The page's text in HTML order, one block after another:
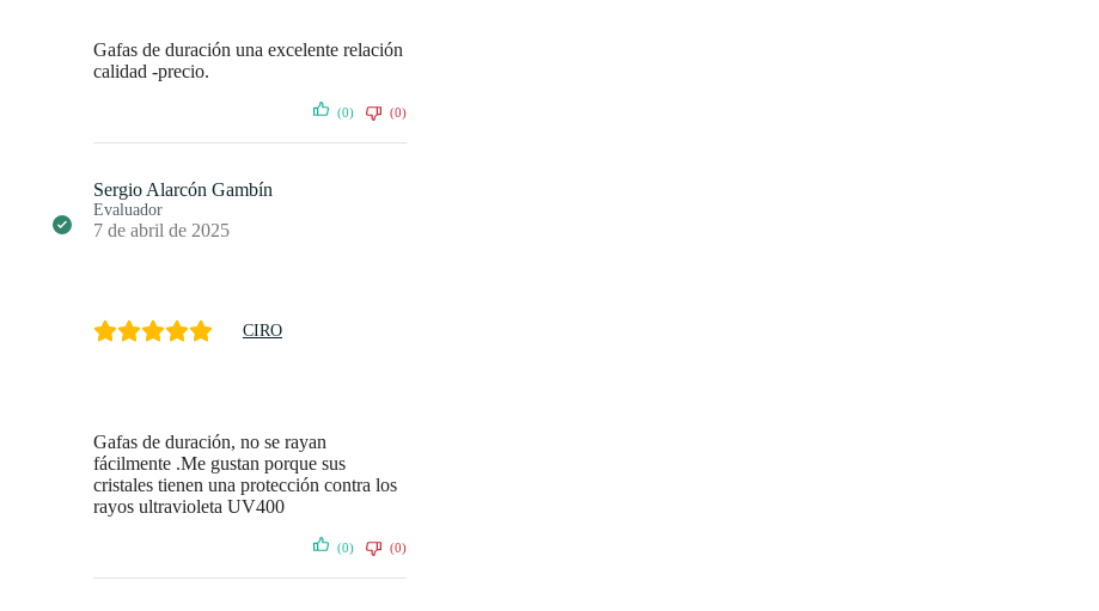
Gafas de duración una excelente relación
calidad -precio.
(0) (0)
Sergio Alarcón Gambín
Evaluador
7 de abril de 2025
CIRO
Gafas de duración, no se rayan
fácilmente .Me gustan porque sus
cristales tienen una protección contra los
rayos ultravioleta UV400
(0) (0)